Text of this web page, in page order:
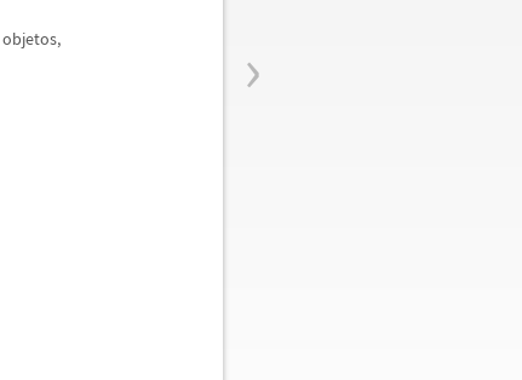
›
objetos,